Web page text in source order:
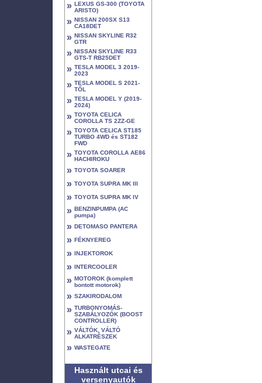
» LEXUS GS-300 (TOYOTA
ARISTO)
» NISSAN 200SX S13
CA18DET
» NISSAN SKYLINE R32
GTR
» NISSAN SKYLINE R33
GTS-T RB25DET
» TESLA MODEL 3 2019-
2023
» TESLA MODEL S 2021-
TŐL
» TESLA MODEL Y (2019-
2024)
» TOYOTA CELICA
COROLLA TS 2ZZ-GE
» TOYOTA CELICA ST185
TURBO 4WD és ST182
FWD
» TOYOTA COROLLA AE86
HACHIROKU
» TOYOTA SOARER
» TOYOTA SUPRA MK III
» TOYOTA SUPRA MK IV
» BENZINPUMPA (AC
pumpa)
» DETOMASO PANTERA
» FÉKNYEREG
» INJEKTOROK
» INTERCOOLER
» MOTOROK (komplett
bontott motorok)
» SZAKIRODALOM
» TURBONYOMÁS-
SZABÁLYOZÓK (BOOST
CONTROLLER)
» VÁLTÓK, VÁLTÓ
ALKATRÉSZEK
» WASTEGATE
Használt utcai és
versenyautók